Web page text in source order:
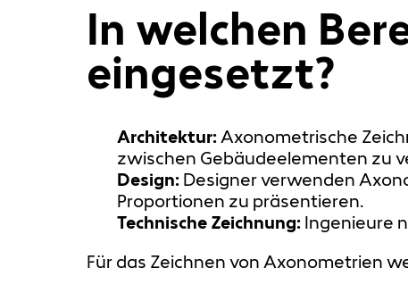
In welchen
eingesetzt?
Architektur:Axonometrische
zwischen Gebäudeelementen zu
Design:Designer verwenden
Proportionen zu präsentieren.
Technische Zeichnung: Ingenieure
Für das Zeichnen von Axonometrien